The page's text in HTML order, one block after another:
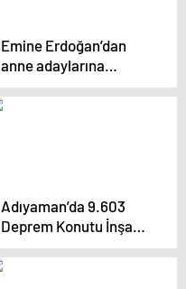
Emine Erdoğan’dan
anne adaylarına
“normal doğum” çağrısı
Adıyaman’da 9.603
Deprem Konutu İnşaatı
Devam Ediyor